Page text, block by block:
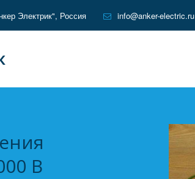
Электрик", Россия info@anker-electric.ru
В